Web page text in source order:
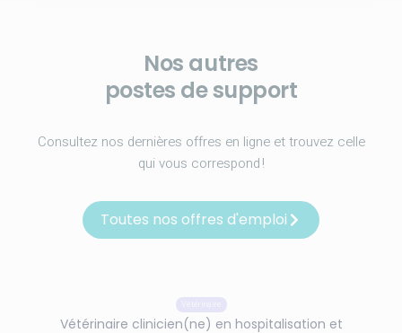
Nos autres
postes de support
Consultez nos dernières offres en ligne et trouvez celle
qui vous correspond !
Toutes nos offres d'emploi
Vétérinaire clinicien(ne) en hospitalisation et